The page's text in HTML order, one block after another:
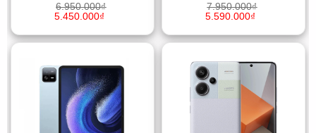
6.950.000₫
5.450.000₫
7.950.000₫
5.590.000₫